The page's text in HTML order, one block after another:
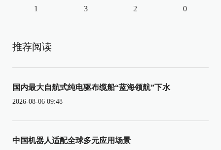
1 3 2 0
推荐阅读
国内最大自航式纯电驱布缆船“蓝海领航”下水
2026-08-06 09:48
中国机器人适配全球多元应用场景